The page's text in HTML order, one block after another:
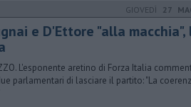
GIOVEDÌ 27
e D'Ettore "alla
L'esponente aretino di Forza Italia
parlamentari di lasciare il partito: "La